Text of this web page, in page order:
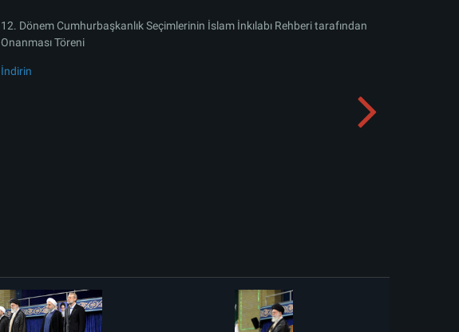
12. Dönem Cumhurbaşkanlık Seçimlerinin İslam İnkılabı Rehberi tarafından
Onanması Töreni
İndirin